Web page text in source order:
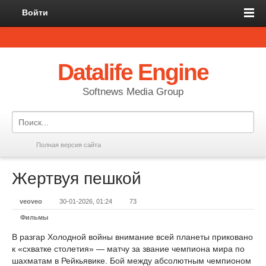
Войти
Datalife Engine
Softnews Media Group
Полная версия сайта
Жертвуя пешкой
veoveo 30-01-2026, 01:24 73
Фильмы
В разгар Холодной войны внимание всей планеты приковано
к «схватке столетия» — матчу за звание чемпиона мира по
шахматам в Рейкьявике. Бой между абсолютным чемпионом